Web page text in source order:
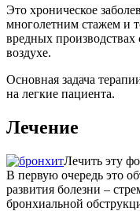
Это хроническое
многолетним стажем и
вредных
воздухе.
Основная задача
на легкие пациента.
Лечение
Лечить эту
В первую очередь это
развития болезни –
бронхиальной